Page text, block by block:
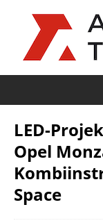
LED-
Opel
Space